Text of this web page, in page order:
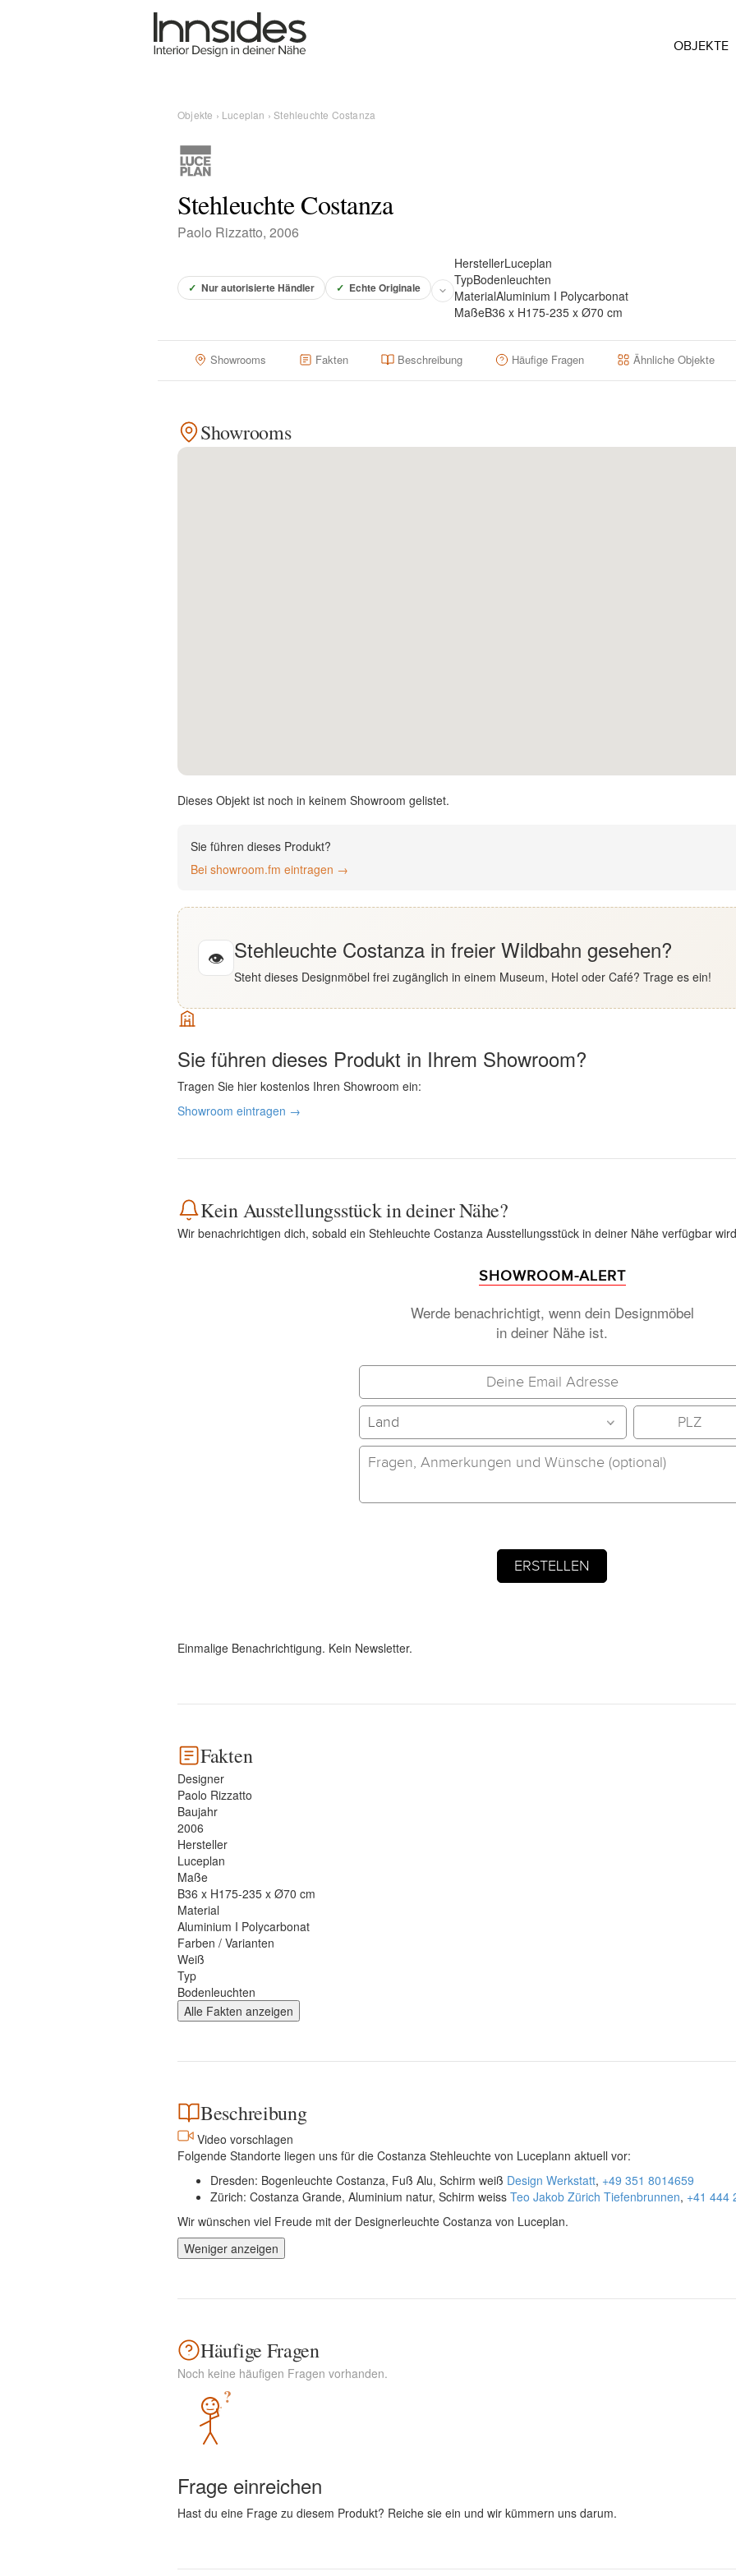
OBJEKTE
Objekte › Luceplan › Stehleuchte Costanza
Stehleuchte Costanza
Paolo Rizzatto, 2006
✓ Nur autorisierte Händler ✓ Echte Originale
HerstellerLuceplan
TypBodenleuchten
MaterialAluminium I Polycarbonat
MaßeB36 x H175-235 x Ø70 cm
Showrooms Fakten Beschreibung Häufige Fragen Ähnliche Objekte
Showrooms
Dieses Objekt ist noch in keinem Showroom gelistet.
Sie führen dieses Produkt?
Bei showroom.fm eintragen →
👁 Stehleuchte Costanza in freier Wildbahn gesehen?
Steht dieses Designmöbel frei zugänglich in einem Museum, Hotel oder Café? Trage es ein!
Sie führen dieses Produkt in Ihrem Showroom?
Tragen Sie hier kostenlos Ihren Showroom ein:
Showroom eintragen →
Kein Ausstellungsstück in deiner Nähe?
Wir benachrichtigen dich, sobald ein Stehleuchte Costanza Ausstellungsstück in deiner Nähe verfügbar
SHOWROOM-ALERT
Werde benachrichtigt, wenn dein Designmöbel
in deiner Nähe ist.
Einmalige Benachrichtigung. Kein Newsletter.
Fakten
Designer
Paolo Rizzatto
Baujahr
2006
Hersteller
Luceplan
Maße
B36 x H175-235 x Ø70 cm
Material
Aluminium I Polycarbonat
Farben / Varianten
Weiß
Typ
Bodenleuchten
Alle Fakten anzeigen
Beschreibung
Video vorschlagen
Folgende Standorte liegen uns für die Costanza Stehleuchte von Luceplann aktuell vor:
Dresden: Bogenleuchte Costanza, Fuß Alu, Schirm weiß Design Werkstatt, +49 351 8014659
Zürich: Costanza Grande, Aluminium natur, Schirm weiss Teo Jakob Zürich Tiefenbrunnen, +41 444
Wir wünschen viel Freude mit der Designerleuchte Costanza von Luceplan.
Weniger anzeigen
Häufige Fragen
Noch keine häufigen Fragen vorhanden.
?
Frage einreichen
Hast du eine Frage zu diesem Produkt? Reiche sie ein und wir kümmern uns darum.